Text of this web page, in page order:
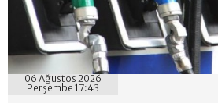
06 Ağustos 2026
Perşembe 17:43